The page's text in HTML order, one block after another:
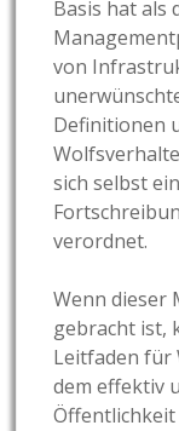
Basis hat als
von
Definitionen
sich selbst
verordnet.
Wenn dieser
gebracht ist,
Leitfaden für
dem effektiv